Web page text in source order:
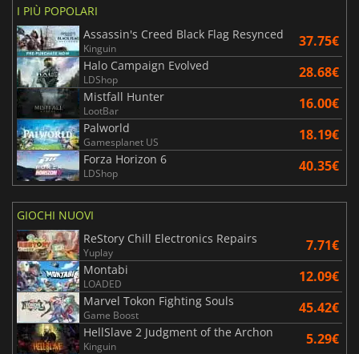
I PIÙ POPOLARI
Assassin's Creed Black Flag Resynced
Kinguin 37.75€
Halo Campaign Evolved
LDShop 28.68€
Mistfall Hunter
LootBar 16.00€
Palworld
Gamesplanet US 18.19€
Forza Horizon 6
LDShop 40.35€
GIOCHI NUOVI
ReStory Chill Electronics Repairs
Yuplay 7.71€
Montabi
LOADED 12.09€
Marvel Tokon Fighting Souls
Game Boost 45.42€
HellSlave 2 Judgment of the Archon
Kinguin 5.29€